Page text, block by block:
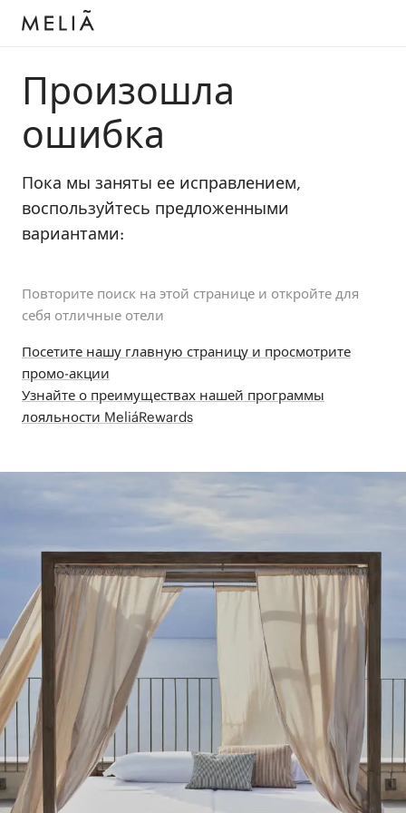
Произошла
ошибка
Пока мы заняты ее исправлением,
воспользуйтесь предложенными
вариантами:
Повторите поиск на этой странице и откройте для
себя отличные отели
Посетите нашу главную страницу и просмотрите
промо-акции
Узнайте о преимуществах нашей программы
лояльности MeliáRewards